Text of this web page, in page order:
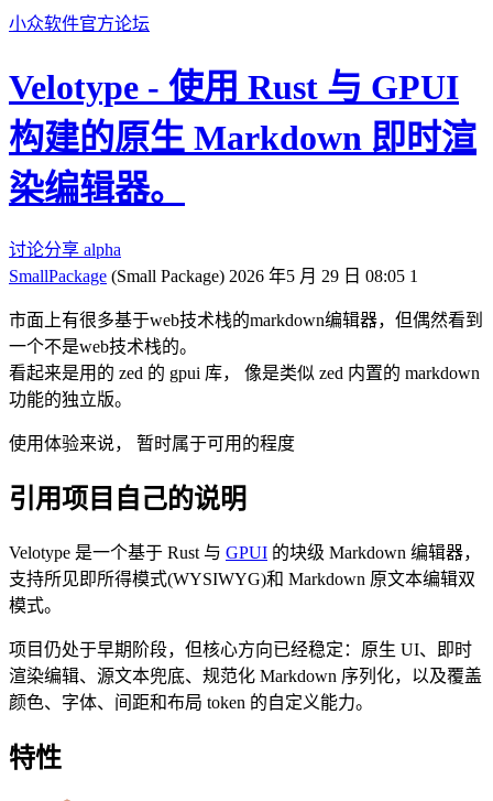
小众软件官方论坛
Velotype - 使用 Rust 与 GPUI
构建的原生 Markdown 即时渲
染编辑器。
讨论分享 alpha
SmallPackage (Small Package) 2026 年5 月 29 日 08:05 1
市面上有很多基于web技术栈的markdown编辑器，但偶然看到
一个不是web技术栈的。
看起来是用的 zed 的 gpui 库， 像是类似 zed 内置的 markdown
功能的独立版。
使用体验来说， 暂时属于可用的程度
引用项目自己的说明
Velotype 是一个基于 Rust 与 GPUI 的块级 Markdown 编辑器，
支持所见即所得模式(WYSIWYG)和 Markdown 原文本编辑双
模式。
项目仍处于早期阶段，但核心方向已经稳定：原生 UI、即时
渲染编辑、源文本兜底、规范化 Markdown 序列化，以及覆盖
颜色、字体、间距和布局 token 的自定义能力。
特性